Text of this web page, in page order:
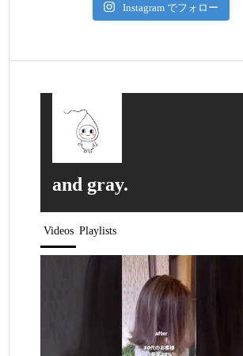
Instagram でフォロー
and gray.
Videos Playlists